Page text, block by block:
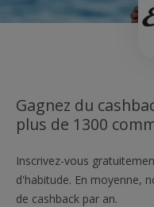
Gagnez du
plus de 1300
Inscrivez-vous
d'habitude. En moyenne,
de cashback par an.